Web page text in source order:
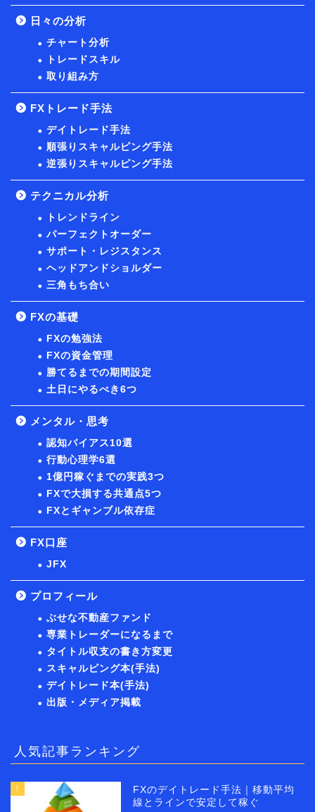
日々の分析
チャート分析
トレードスキル
取り組み方
FXトレード手法
デイトレード手法
順張りスキャルピング手法
逆張りスキャルピング手法
テクニカル分析
トレンドライン
パーフェクトオーダー
サポート・レジスタンス
ヘッドアンドショルダー
三角もち合い
FXの基礎
FXの勉強法
FXの資金管理
勝てるまでの期間設定
土日にやるべき6つ
メンタル・思考
認知バイアス10選
行動心理学6選
1億円稼ぐまでの実践3つ
FXで大損する共通点5つ
FXとギャンブル依存症
FX口座
JFX
プロフィール
ぶせな不動産ファンド
専業トレーダーになるまで
タイトル収支の書き方変更
スキャルピング本(手法)
デイトレード本(手法)
出版・メディア掲載
人気記事ランキング
1
FXのデイトレード手法｜移動平均
線とラインで安定して稼ぐ